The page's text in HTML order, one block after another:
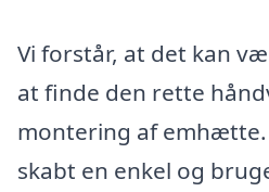
Vi forstår, at det kan
at finde den rette
montering af
skabt en enkel og